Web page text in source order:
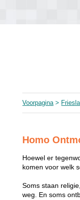
Voorpagina>
Homo
Hoewel er
komen voor welk
Soms staan
weg. En soms